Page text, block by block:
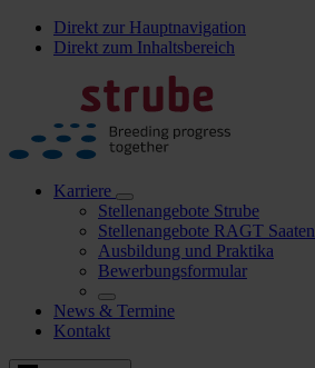
Direkt zur Hauptnavigation
Direkt zum Inhaltsbereich
Karriere
Stellenangebote Strube
Stellenangebote RAGT Saaten
Ausbildung und Praktika
Bewerbungsformular
News & Termine
Kontakt